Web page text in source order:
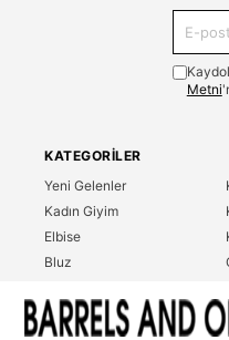
Metni
KATEGORILER
Yeni Gelenler
Kadın Giyim
Elbise
Bluz
T-Shirt